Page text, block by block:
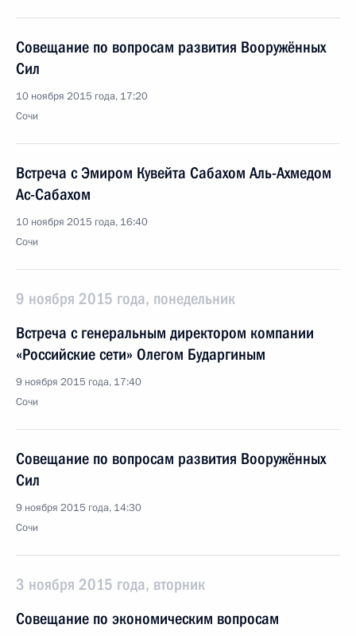
Совещание по вопросам развития Вооружённых
Сил
10 ноября 2015 года, 17:20
Сочи
Встреча с Эмиром Кувейта Сабахом Аль-Ахмедом
Ас-Сабахом
10 ноября 2015 года, 16:40
Сочи
9 ноября 2015 года, понедельник
Встреча с генеральным директором компании
«Российские сети» Олегом Бударгиным
9 ноября 2015 года, 17:40
Сочи
Совещание по вопросам развития Вооружённых
Сил
9 ноября 2015 года, 14:30
Сочи
3 ноября 2015 года, вторник
Совещание по экономическим вопросам